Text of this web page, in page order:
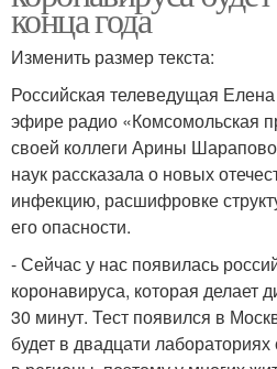
конца года
Изменить размер текста:
Российская телеведущая
эфире радио «Комсомольская
своей коллеги Арины
наук рассказала о новых
инфекцию, расшифровке
его опасности.
- Сейчас у нас появилась
коронавируса, которая делает
30 минут. Тест появился в
будет в двадцати